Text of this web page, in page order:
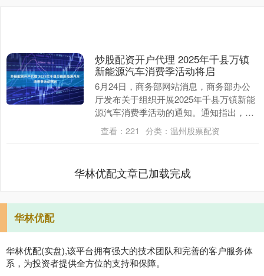
炒股配资开户代理 2025年千县万镇
新能源汽车消费季活动将启
6月24日，商务部网站消息，商务部办公
厅发布关于组织开展2025年千县万镇新能
源汽车消费季活动的通知。通知指出，为
深入贯彻落实党中央、国务院关于大力提
振消费的决....
查看： 221 分类： 温州股票配资
华林优配文章已加载完成
华林优配
华林优配(实盘),该平台拥有强大的技术团队和完善的客户服务体
系，为投资者提供全方位的支持和保障。